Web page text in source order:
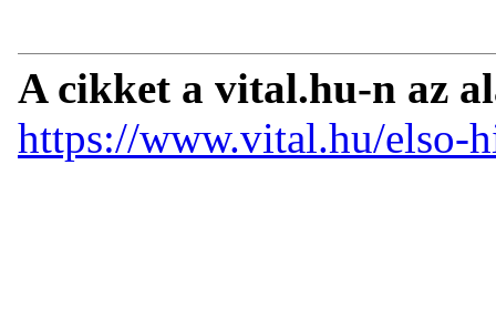
A cikket a vital.hu-n az
https://www.vital.hu/elso-